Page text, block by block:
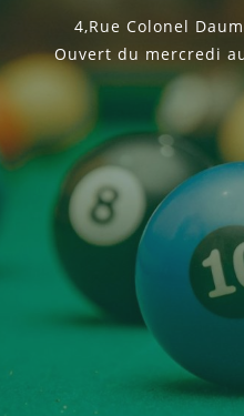
4,Rue Colonel
Ouvert du mercredi